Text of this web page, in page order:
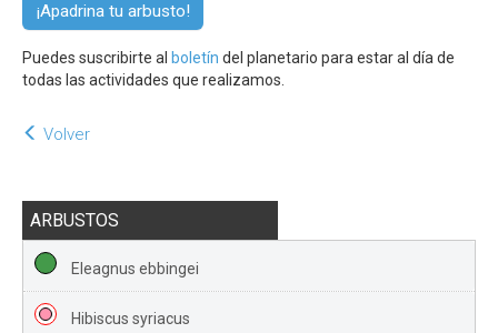
¡Apadrina tu arbusto!
Puedes suscribirte al boletín del planetario para estar al día de
todas las actividades que realizamos.
Volver
ARBUSTOS
Eleagnus ebbingei
Hibiscus syriacus